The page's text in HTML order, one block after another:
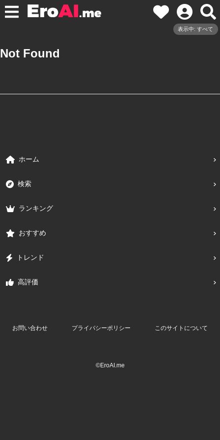
表示中: すべて
Not Found
ホーム
検索
ランキング
おすすめ
トレンド
高評価
お問い合わせ プライバシーポリシー このサイトについて
©EroAI.me